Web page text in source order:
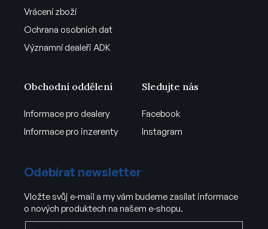
Vrácení zboží
Ochrana osobních dat
Významní dealeři ADK
Obchodní oddělení
Informace pro dealery
Informace pro inzerenty
Sledujte nás
Facebook
Instagram
Odebírat newsletter
Vložte svůj e-mail a my vám budeme zasílat informace
o nových produktech na našem e-shopu.